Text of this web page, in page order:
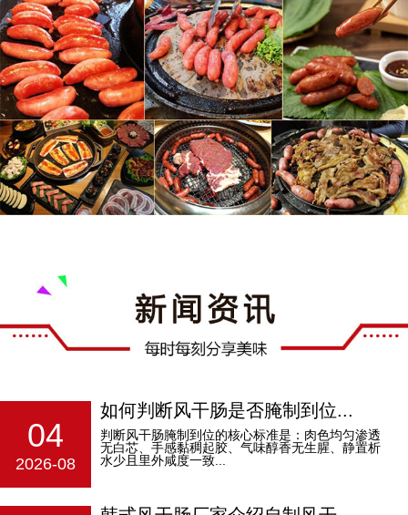
04
2026-08
如何判断风干肠是否腌制到位...
判断风干肠腌制到位的核心标准是：‌肉色均匀渗透
无白芯、手感黏稠起胶、气味醇香无生腥、静置析
水少且里外咸度一致‌...